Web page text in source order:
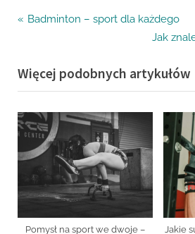
Nawigacja
P
v
i
o
u
s
t
Badminton – sport dla każdego
N
x
t
P
s
t
:
Jak
Więcej podobnych artykułów
Pomysł na sport we dwoje –
Jakie